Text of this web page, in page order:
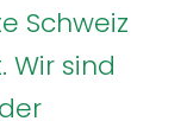
Schweiz
sind